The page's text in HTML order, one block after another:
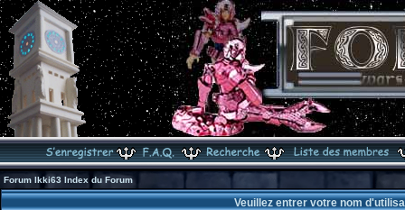
Forum Ikki63 Index du Forum
Veuillez entrer votre nom